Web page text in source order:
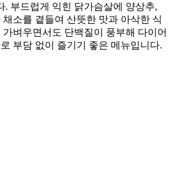
. 부드럽게 익힌 닭가슴살에 양상추,
채소를 곁들여 산뜻한 맛과 아삭한 식
벼우면서도 단백질이 풍부해 다이어
부담 없이 즐기기 좋은 메뉴입니다.